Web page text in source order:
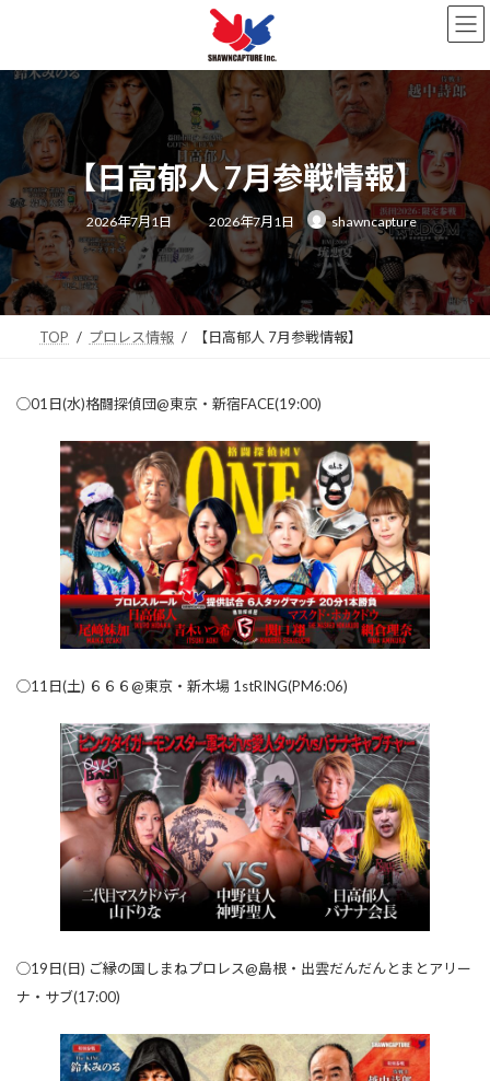
ン
ッ
プ
ー
移
動
【日高郁人 7月参戦情報】
2026年7月1日
最
終
新
日
時
:
2026年7月1日 shawncapture
TOP プロレス情報 【日高郁人 7月参戦情報】
◯01日(水)格闘探偵団@東京・新宿FACE(19:00)
◯11日(土) ６６６@東京・新木場 1stRING(PM6:06)
◯19日(日) ご縁の国しまねプロレス@島根・出雲だんだんとまとアリー
ナ・サブ(17:00)